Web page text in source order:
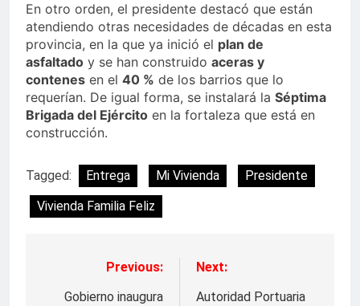
En otro orden, el presidente destacó que están
atendiendo otras necesidades de décadas en esta
provincia, en la que ya inició el plan de
asfaltado y se han construido aceras y
contenes en el 40 % de los barrios que lo
requerían. De igual forma, se instalará la Séptima
Brigada del Ejército en la fortaleza que está en
construcción.
Tagged: Entrega Mi Vivienda
Presidente
Vivienda Familia Feliz
Navegación
Previous:
Gobierno inaugura
Next:
Autoridad Portuaria